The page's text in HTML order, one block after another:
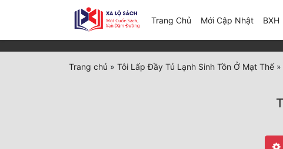
Trang Chủ Mới Cập Nhật(current)
BXH
Trang chủ » Tôi Lấp Đầy Tủ Lạnh Sinh Tồn Ở Mạt Thế»